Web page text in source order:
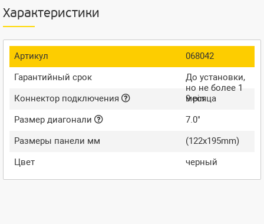
Характеристики
Артикул
068042
Гарантийный срок
До установки,
но не более 1
месяца
Коннектор подключения
9 pin
Размер диагонали
7.0"
Размеры панели мм
(122x195mm)
Цвет
черный